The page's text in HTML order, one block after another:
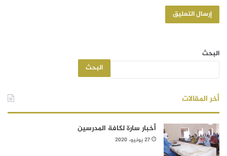
البحث
البحث
أخر المقالات
أخبار سارة لكافة المدرسين
27 يونيو، 2020